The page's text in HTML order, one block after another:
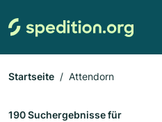
Startseite Attendorn
190 Suchergebnisse für